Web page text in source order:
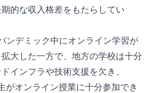
的な収入格差をもたらしてい
ンデミック中にオンライン学習が
大した一方で、地方の学校は十分
インフラや技術支援を欠き、
がオンライン授業に十分参加でき